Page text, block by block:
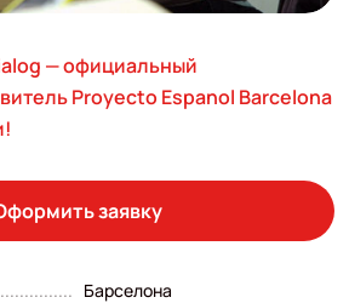
— официальный
Proyecto Espanol Barcelona
заявку
Барселона